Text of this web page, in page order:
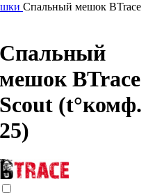
Спальный мешок BTrace
Спальный
мешок BTrace
Scout (t°комф.
25)